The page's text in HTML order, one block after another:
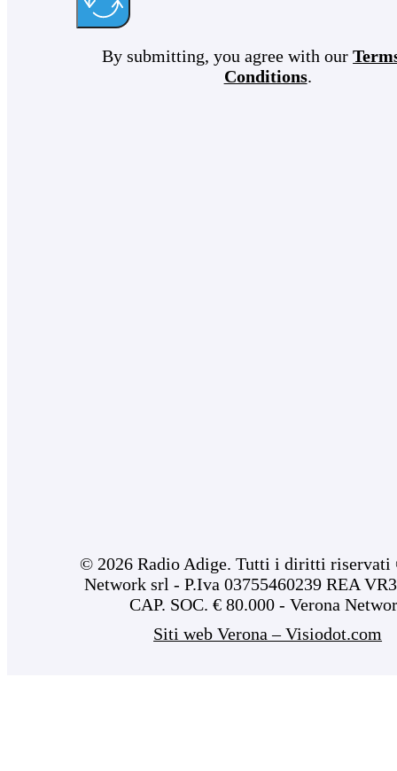
By submitting, you agree with our
Conditions.
© 2026 Radio Adige. Tutti i diritti riservati
Network srl - P.Iva 03755460239 REA
CAP. SOC. € 80.000 - Verona
Siti web Verona – Visiodot.com